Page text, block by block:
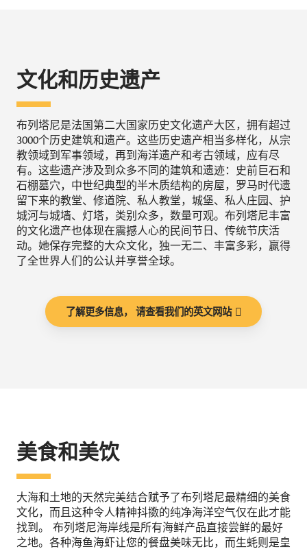
文化和历史遗产
布列塔尼是法国第二大国家历史文化遗产大区，拥有超过
3000个历史建筑和遗产。这些历史遗产相当多样化，从宗
教领域到军事领域，再到海洋遗产和考古领域，应有尽
有。这些遗产涉及到众多不同的建筑和遗迹：史前巨石和
石棚墓穴，中世纪典型的半木质结构的房屋，罗马时代遗
留下来的教堂、修道院、私人教堂，城堡、私人庄园、护
城河与城墙、灯塔，类别众多，数量可观。布列塔尼丰富
的文化遗产也体现在震撼人心的民间节日、传统节庆活
动。她保存完整的大众文化，独一无二、丰富多彩，赢得
了全世界人们的公认并享誉全球。
了解更多信息， 请查看我们的英文网站
美食和美饮
大海和土地的天然完美结合赋予了布列塔尼最精细的美食
文化，而且这种令人精神抖擞的纯净海洋空气仅在此才能
找到。 布列塔尼海岸线是所有海鲜产品直接尝鲜的最好
之地。各种海鱼海虾让您的餐盘美味无比，而生蚝则是皇